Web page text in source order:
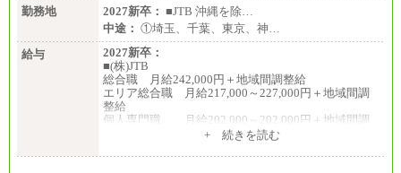
勤務地
2027新卒： ■JTB 沖縄を除…
中途： ①埼玉、千葉、東京、神…
給与
2027新卒：
■(株)JTB
総合職 月給242,000円＋地域間調整給
エリア総合職 月給217,000～227,000円＋地域間調
整給
個人専門職 月給202,000～202,000円＋地域間調
+ 続きを読む